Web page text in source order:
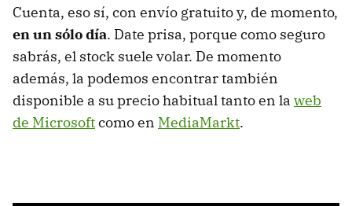
Cuenta, eso sí, con envío gratuito y, de momento,
en un sólo día. Date prisa, porque como seguro
sabrás, el stock suele volar. De momento
además, la podemos encontrar también
disponible a su precio habitual tanto en la web
de Microsoftcomo en MediaMarkt.